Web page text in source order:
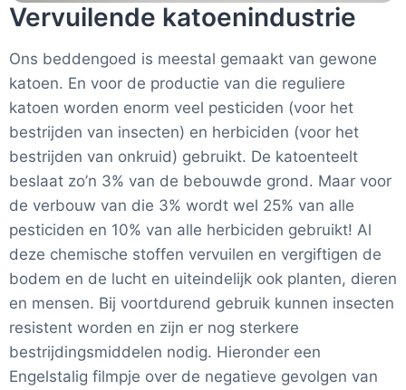
Vervuilende katoenindustrie
Ons beddengoed is meestal gemaakt van gewone
katoen. En voor de productie van die reguliere
katoen worden enorm veel pesticiden (voor het
bestrijden van insecten) en herbiciden (voor het
bestrijden van onkruid) gebruikt. De katoenteelt
beslaat zo’n 3% van de bebouwde grond. Maar voor
de verbouw van die 3% wordt wel 25% van alle
pesticiden en 10% van alle herbiciden gebruikt! Al
deze chemische stoffen vervuilen en vergiftigen de
bodem en de lucht en uiteindelijk ook planten, dieren
en mensen. Bij voortdurend gebruik kunnen insecten
resistent worden en zijn er nog sterkere
bestrijdingsmiddelen nodig. Hieronder een
Engelstalig filmpje over de negatieve gevolgen van